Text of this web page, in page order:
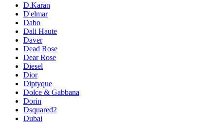
D.Karan
D'elmar
Dabo
Dali Haute
Daver
Dead Rose
Dear Rose
Diesel
Dior
Diptyque
Dolce & Gabbana
Dorin
Dsquared2
Dubai